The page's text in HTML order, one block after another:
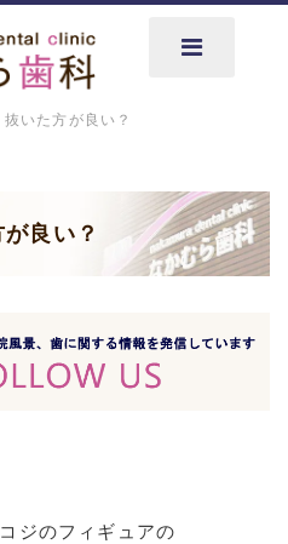
いた方が良い？
良い？
ジのフィギュアの